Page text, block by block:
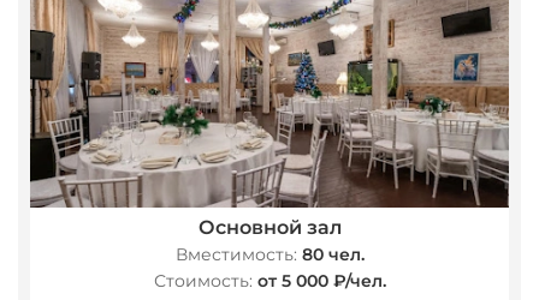
Основной зал
Вместимость: 80 чел.
Стоимость: от 5 000 ₽/чел.